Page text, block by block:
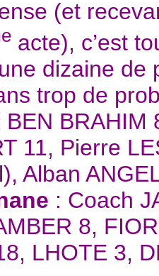
(et
acte), c’est
dizaine
trop de
BEN BRAHIM
11, Pierre
Alban
: Coach
8,
LHOTE 3,